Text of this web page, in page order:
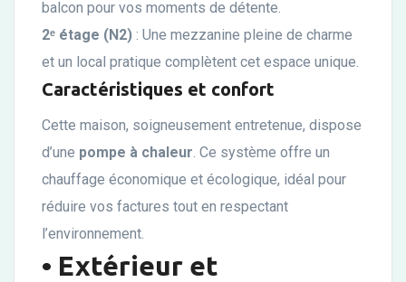
balcon pour vos moments de détente.
2ᵉ étage (N2) : Une mezzanine pleine de charme
et un local pratique complètent cet espace unique.
Caractéristiques et confort
Cette maison, soigneusement entretenue, dispose
d’une pompe à chaleur . Ce système offre un
chauffage économique et écologique, idéal pour
réduire vos factures tout en respectant
l’environnement.
• Extérieur et